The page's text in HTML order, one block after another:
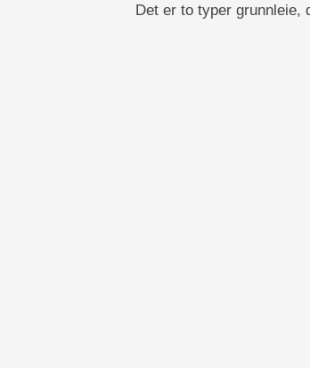
Det er to typer grunnleie,